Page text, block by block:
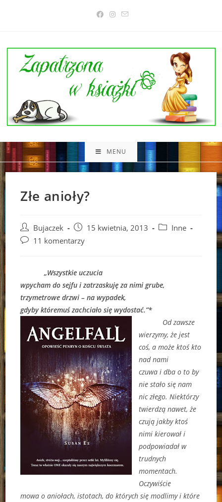
MENU
Złe anioły?
Post
author:
Bujaczek
Post
published:
15 kwietnia, 2013
PostInne
Post11 komentarzy
„Wszystkie uczucia
wpycham do sejfu i zatrzaskuję za nimi grube,
trzymetrowe drzwi – na wypadek,
gdyby któremuś zachciało się wydostać.”*
Od zawsze
wierzymy, że jest
coś, a może ktoś kto
nad nami
czuwa i dba o to by
nie stało się nam
nic złego. Niektórzy
twierdzą nawet, że
czują jakby ktoś
nimi kierował i
podpowiadał w
trudnych
momentach.
Oczywiście
mowa o aniołach, istotach, do których się modlimy i które